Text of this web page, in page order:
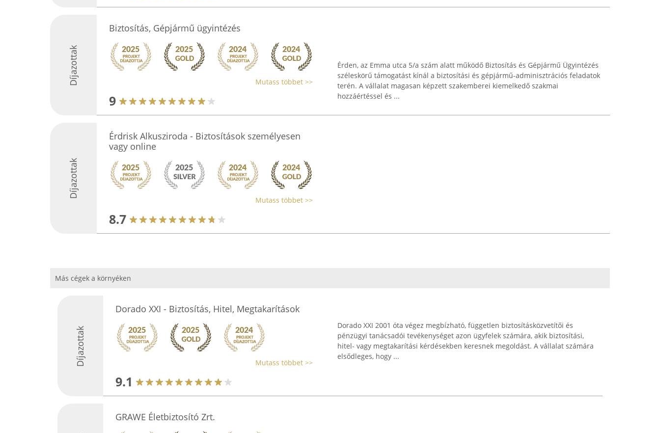
Díjazottak
Biztosítás, Gépjármű ügyintézés
Mutass többet >>
9
Érden, az Emma utca 5/a szám alatt működő Biztosítás és Gépjármű Ügyintézés
széleskörű támogatást kínál a biztosítási és gépjármű-adminisztrációs feladatok
terén. A vállalat magasan képzett szakemberei kiemelkedő szakmai
hozzáértéssel és ...
Díjazottak
Érdrisk Alkusziroda - Biztosítások személyesen
vagy online
Mutass többet >>
8.7
Más cégek a környéken
Díjazottak
Dorado XXI - Biztosítás, Hitel, Megtakarítások
Mutass többet >>
9.1
Dorado XXI 2001 óta végez megbízható, független biztosításközvetítői és
pénzügyi tanácsadói tevékenységet azon ügyfelek számára, akik biztosítási,
hitel- vagy megtakarítási kérdésekben keresnek megoldást. A vállalat számára
elsődleges, hogy ...
GRAWE Életbiztosító Zrt.